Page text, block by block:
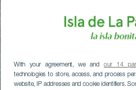
With your agreement, we andour 14
technologies to store, access, and process
website, IP addresses and cookie identifiers.